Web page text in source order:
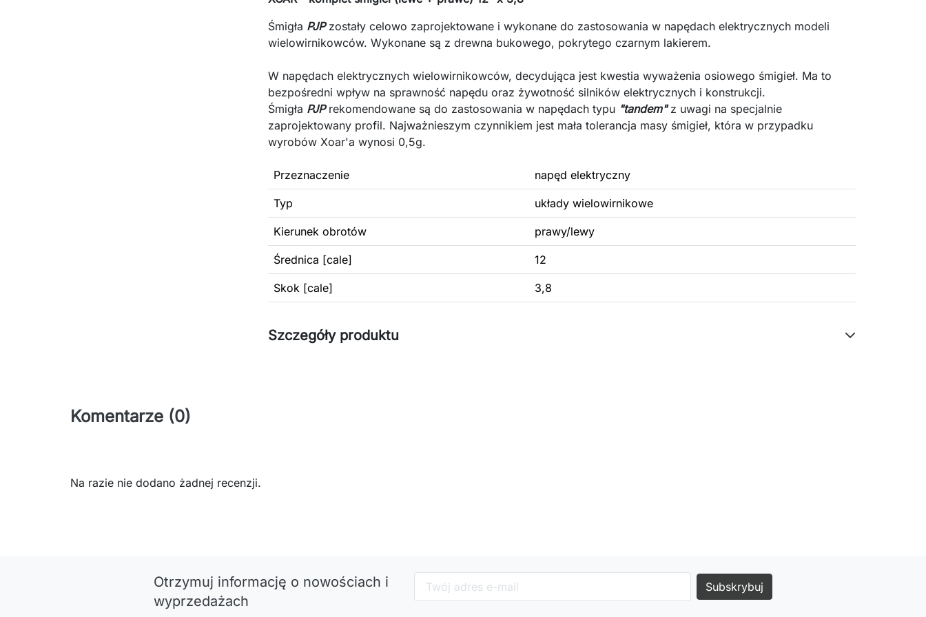
Śmigła PJPzostały celowo zaprojektowane i wykonane do zastosowania w napędach elektrycznych modeli
wielowirnikowców. Wykonane są z drewna bukowego, pokrytego czarnym lakierem.
W napędach elektrycznych wielowirnikowców, decydująca jest kwestia wyważenia osiowego śmigieł. Ma to
bezpośredni wpływ na sprawność napędu oraz żywotność silników elektrycznych i konstrukcji.
Śmigła PJPrekomendowane są do zastosowania w napędach typu "tandem"z uwagi na specjalnie
zaprojektowany profil. Najważnieszym czynnikiem jest mała tolerancja masy śmigieł, która w przypadku
wyrobów Xoar'a wynosi 0,5g.
Przeznaczenie napęd elektryczny
Typ układy wielowirnikowe
Kierunek obrotów prawy/lewy
Średnica [cale] 12
Skok [cale] 3,8
Szczegóły produktu
Komentarze (0)
Na razie nie dodano żadnej recenzji.
Otrzymuj informację o nowościach i
wyprzedażach